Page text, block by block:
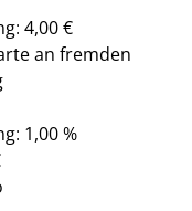
4,00 €
an fremden
1,00 %